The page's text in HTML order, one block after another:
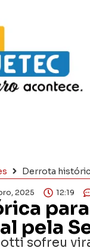
Derrota
2025 12:19
pela
sofreu